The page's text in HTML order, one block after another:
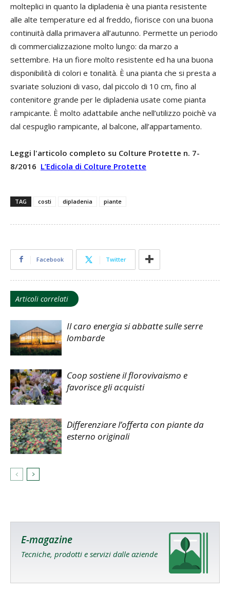
molteplici in quanto la dipladenia è una pianta resistente
alle alte temperature ed al freddo, fiorisce con una buona
continuità dalla primavera all’autunno. Permette un periodo
di commercializzazione molto lungo: da marzo a
settembre. Ha un fiore molto resistente ed ha una buona
disponibilità di colori e tonalità. È una pianta che si presta a
svariate soluzioni di vaso, dal piccolo di 10 cm, fino al
contenitore grande per le dipladenia usate come pianta
rampicante. È molto adattabile anche nell’utilizzo poichè va
dal cespuglio rampicante, al balcone, all’appartamento.
Leggi l'articolo completo su Colture Protette n. 7-
8/2016 L’Edicola di Colture Protette
TAG costi dipladenia piante
Facebook Twitter
Articoli correlati
Il caro energia si abbatte sulle serre
lombarde
Coop sostiene il florovivaismo e
favorisce gli acquisti
Differenziare l’offerta con piante da
esterno originali
E-magazine
Tecniche, prodotti e servizi dalle aziende